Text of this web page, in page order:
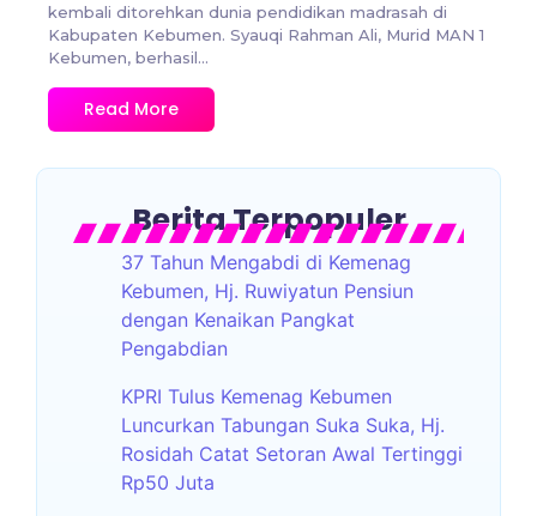
kembali ditorehkan dunia pendidikan madrasah di
Kabupaten Kebumen. Syauqi Rahman Ali, Murid MAN 1
Kebumen, berhasil...
Read More
Berita Terpopuler
37 Tahun Mengabdi di Kemenag
Kebumen, Hj. Ruwiyatun Pensiun
dengan Kenaikan Pangkat
Pengabdian
KPRI Tulus Kemenag Kebumen
Luncurkan Tabungan Suka Suka, Hj.
Rosidah Catat Setoran Awal Tertinggi
Rp50 Juta